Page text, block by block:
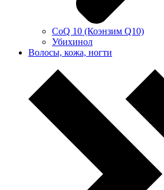
CoQ 10 (Коэнзим Q10)
Убихинол
Волосы, кожа, ногти